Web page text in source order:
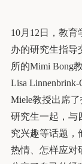
10月12日，教
办的研究生指导
所的Mimi Bong
Lisa
Miele教授出席
研究生一起，与
究兴趣等话题，
热情、怎样应对